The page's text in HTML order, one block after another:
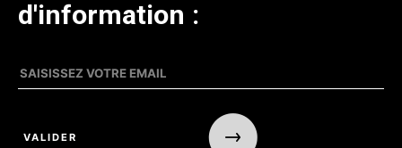
d'information :